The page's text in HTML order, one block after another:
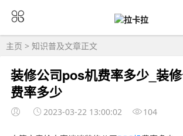
主页 > 知识普及文章正文
装修公司pos机费率多少_装
费率多少
2023-03-22 13:00:02 104